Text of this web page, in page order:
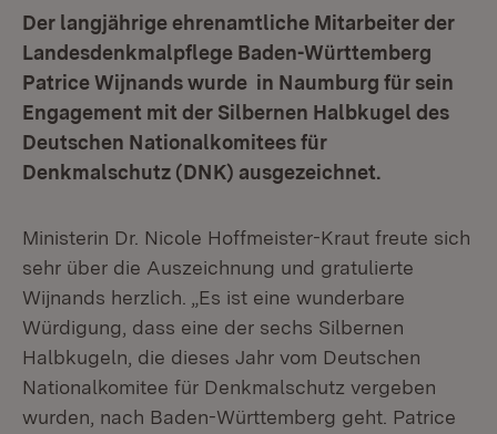
Der langjährige ehrenamtliche Mitarbeiter der
Landesdenkmalpflege Baden-Württemberg
Patrice Wijnands wurde in Naumburg für sein
Engagement mit der Silbernen Halbkugel des
Deutschen Nationalkomitees für
Denkmalschutz (DNK) ausgezeichnet.
Ministerin Dr. Nicole Hoffmeister-Kraut freute sich
sehr über die Auszeichnung und gratulierte
Wijnands herzlich. „Es ist eine wunderbare
Würdigung, dass eine der sechs Silbernen
Halbkugeln, die dieses Jahr vom Deutschen
Nationalkomitee für Denkmalschutz vergeben
wurden, nach Baden-Württemberg geht. Patrice